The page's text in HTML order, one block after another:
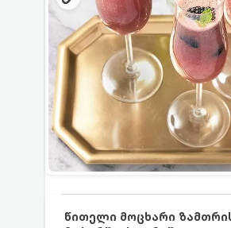
წითელი მოცხარი